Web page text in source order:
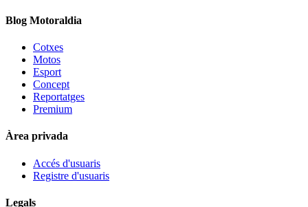
Blog Motoraldia
Cotxes
Motos
Esport
Concept
Reportatges
Premium
Àrea privada
Accés d'usuaris
Registre d'usuaris
Legals